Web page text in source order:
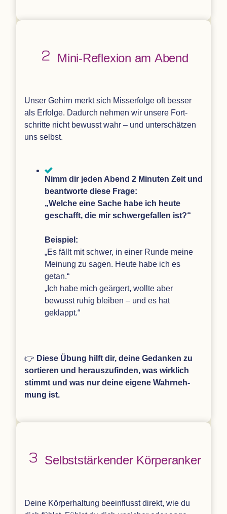
Mini-Refle­xion am Abend
Unser Gehirn merkt sich Miss­erfolge oft bes­ser
als Erfolge. Dadurch neh­men wir unsere Fort­
schritte nicht bewusst wahr – und unter­schät­zen
uns selbst.
Nimm dir jeden Abend 2 Minu­ten Zeit und
beant­worte diese Frage:
„Wel­che eine Sache habe ich heute
geschafft, die mir schwer­ge­fal­len ist?“
Bei­spiel:
„Es fällt mit schwer, in einer Runde meine
Mei­nung zu sagen. Heute habe ich es
getan.“
„ Ich habe mich geär­gert, wollte aber
bewusst ruhig blei­ben – und es hat
geklappt.“
👉 Diese Übung hilft dir, deine Gedan­ken zu
sor­tie­ren und her­aus­zu­fin­den, was wirk­lich
stimmt und was nur deine eigene Wahr­neh­
mung ist.
Selbst­stär­ken­der Körperanker
Deine Kör­per­hal­tung beein­flusst direkt, wie du